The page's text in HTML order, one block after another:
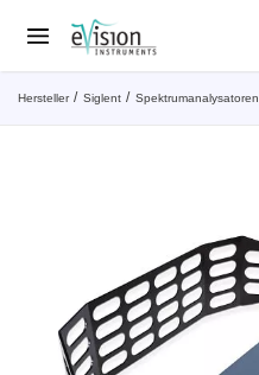
Hersteller Siglent Spektrumanalysatoren